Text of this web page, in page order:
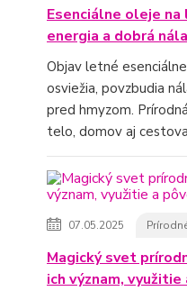
Esenciálne oleje
energia a dobrá
Objav letné
osviežia, povzbudia
pred hmyzom.
telo, domov aj
07.05.2025
Magický svet
ich význam, využitie